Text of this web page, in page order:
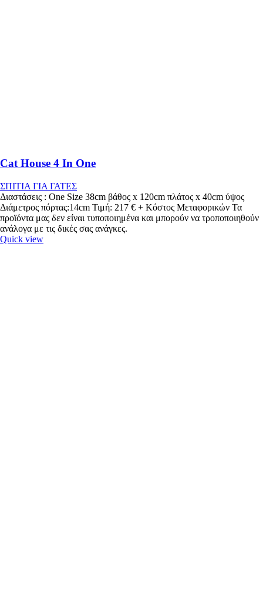
Cat House 4 In One
ΣΠΙΤΙΑ ΓΙΑ ΓΑΤΕΣ
Διαστάσεις : One Size 38cm βάθος x 120cm πλάτος x 40cm ύψος
Διάμετρος πόρτας:14cm Τιμή: 217 € + Κόστος Μεταφορικών Τα
προϊόντα μας δεν είναι τυποποιημένα και μπορούν να τροποποιηθούν
ανάλογα με τις δικές σας ανάγκες.
Quick view